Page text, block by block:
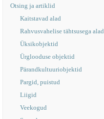
Otsing ja artiklid
Kaitstavad alad
Rahvusvahelise tähtsusega alad
Üksikobjektid
Ürglooduse objektid
Pärandkultuuriobjektid
Pargid, puistud
Liigid
Veekogud